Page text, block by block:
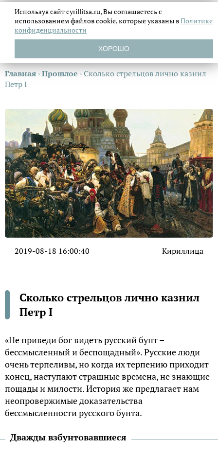
Главная ›Прошлое ›Сколько стрельцов лично казнил
Петр I
2019-08-18 16:00:40 Кириллица
Сколько стрельцов лично казнил
Петр I
«Не приведи бог видеть русский бунт –
бессмысленный и беспощадный». Русские люди
очень терпеливы, но когда их терпению приходит
конец, наступают страшные времена, не знающие
пощады и милости. История же предлагает нам
неопровержимые доказательства
бессмысленности русского бунта.
Дважды взбунтовавшиеся
Используя сайт cyrillitsa.ru, Вы соглашаетесь с
использованием файловcookie, которые указаны вПолитике
конфиденциальности
ХОРОШО